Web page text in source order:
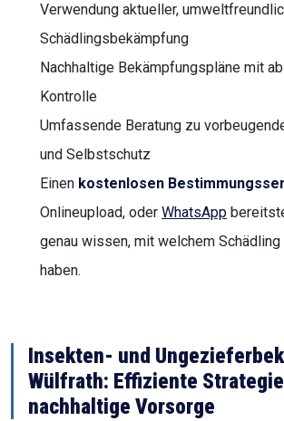
Verwendung aktueller,
Schädlingsbekämpfung
Nachhaltige Bekämpfungspläne mit
Kontrolle
Umfassende Beratung zu
und Selbstschutz
Einen kostenlosen
Onlineupload, oder WhatsApp
genau wissen, mit welchem
haben.
Insekten- und
Wülfrath: Effiziente
nachhaltige Vorsorge